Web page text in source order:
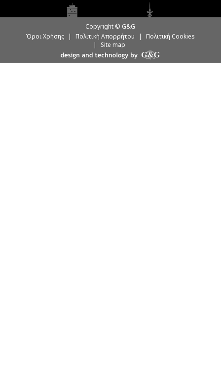
Copyright © G&G
Όροι Χρήσης
| Πολιτική Απορρήτου |
Πολιτική Cookies
|
Site map